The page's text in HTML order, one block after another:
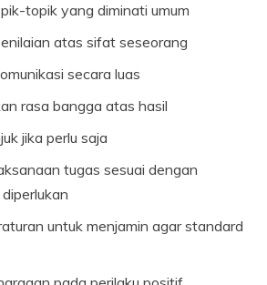
topik yang diminati umum
atas sifat seseorang
secara luas
rasa bangga atas hasil
jika perlu saja
tugas sesuai dengan
untuk menjamin agar standard